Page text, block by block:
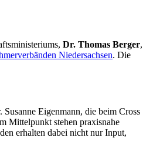
Dr. Thomas Berger,
Niedersachsen. Die
Susanne Eigenmann, die beim Cross
Mittelpunkt stehen praxisnahe
erhalten dabei nicht nur Input,